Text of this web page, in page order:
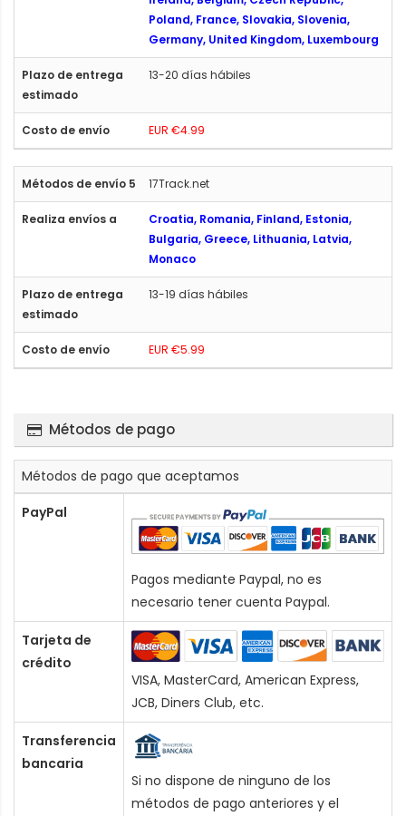
Poland, France, Slovakia, Slovenia,
Germany, United Kingdom, Luxembourg
13-20 días hábiles
EUR €4.99
17Track.net
Croatia, Romania, Finland, Estonia,
Bulgaria, Greece, Lithuania, Latvia,
Monaco
13-19 días hábiles
EUR €5.99
Métodos de pago
Métodos de pago que aceptamos
PayPal
Pagos mediante Paypal, no es
necesario tener cuenta Paypal.
Tarjeta de
crédito
VISA, MasterCard, American Express,
JCB, Diners Club, etc.
Transferencia
bancaria
Si no dispone de ninguno de los
métodos de pago anteriores y el